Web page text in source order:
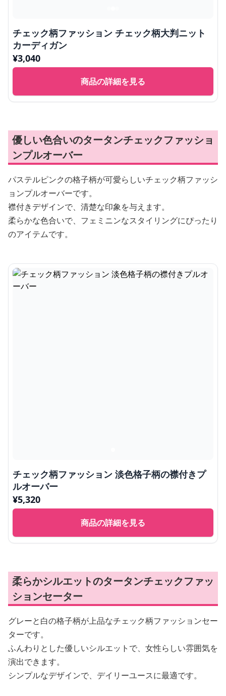
チェック柄ファッション チェック柄大判ニット
カーディガン
¥3,040
商品の詳細を見る
優しい色合いのタータンチェックファッショ
ンプルオーバー
パステルピンクの格子柄が可愛らしいチェック柄ファッシ
ョンプルオーバーです。
襟付きデザインで、清楚な印象を与えます。
柔らかな色合いで、フェミニンなスタイリングにぴったり
のアイテムです。
チェック柄ファッション 淡色格子柄の襟付きプ
ルオーバー
¥5,320
商品の詳細を見る
柔らかシルエットのタータンチェックファッ
ションセーター
グレーと白の格子柄が上品なチェック柄ファッションセー
ターです。
ふんわりとした優しいシルエットで、女性らしい雰囲気を
演出できます。
シンプルなデザインで、デイリーユースに最適です。